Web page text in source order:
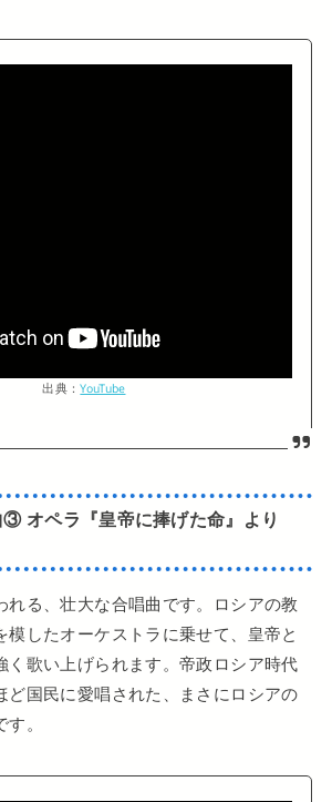
出典：YouTube
オペラ『皇帝に捧げた命』より
れる、壮大な合唱曲です。ロシアの教
模したオーケストラに乗せて、皇帝と
く歌い上げられます。帝政ロシア時代
ど国民に愛唱された、まさにロシアの
。